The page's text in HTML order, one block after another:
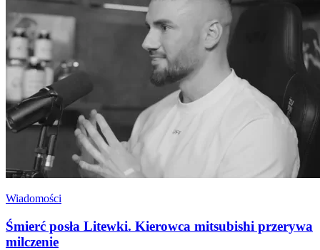
Wiadomości
Śmierć posła Litewki. Kierowca mitsubishi przerywa
milczenie